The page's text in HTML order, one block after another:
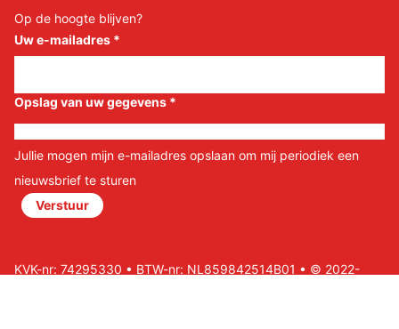
Op de hoogte blijven?
Uw e-mailadres *
Opslag van uw gegevens *
Jullie mogen mijn e-mailadres opslaan om mij periodiek een
nieuwsbrief te sturen
Verstuur
KVK-nr: 74295330 • BTW-nr: NL859842514B01 • © 2022-